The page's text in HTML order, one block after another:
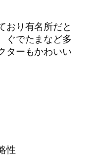
おり有名所だと
ぐでたまなど多
ターもかわいい
性